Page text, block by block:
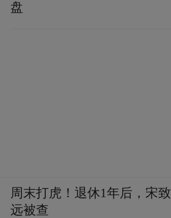
盘
周末打虎！退休1年后，宋致
远被查